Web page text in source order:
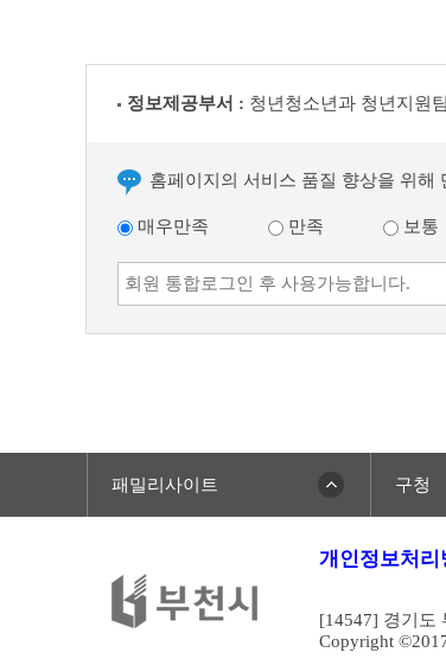
정보제공부서 : 청년청소년과 청년지원팀
홈페이지의 서비스 품질 향상을 위해
매우만족 만족 보통
패밀리사이트 구청
개인정보처리
[14547] 경기도
Copyright